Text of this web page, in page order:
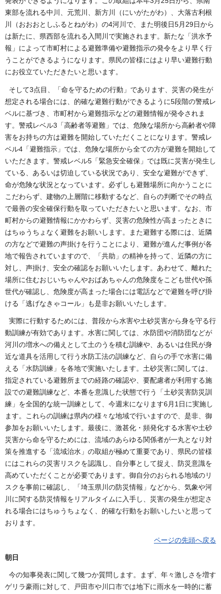
東部を流れる中川、元荒川、新方川（にいがたがわ）、大落古利根
川（おおおとしふるとねがわ）の4河川で、また明後日5月29日から
は新たに、県西部を流れる入間川で実施されます。新たな「洪水予
報」によって市町村による避難準備や避難指示の発令をより早く行
うことができるようになります。県民の皆様にはより早い避難行動
にお役立ていただきたいと思います。
そして3点目、「命を守るための行動」であります、災害の発生が
想定される場合には、的確な避難行動ができるように5段階の警戒レ
ベルに基づき、市町村から避難指示などの避難情報が発令されま
す。警戒レベル3「高齢者等避難」では、危険な場所から高齢者や障
害をお持ちの方は避難を開始していただくことになります。警戒レ
ベル4「避難指示」では、危険な場所から全ての方が避難を開始して
いただきます。警戒レベル5「緊急安全確保」では既に災害が発生し
ている、あるいは切迫している状況であり、安全な避難ができず、
命が危険な状況となっています。必ずしも避難場所に向かうことに
こだわらず、建物の上層階に移動するなど、自らの判断でその時点
で最善の安全確保行動を取っていただきたいと思います。なお、市
町村からの避難情報にかかわらず、災害の危険性が高まったときに
はちゅうちょなく避難をお願いします。また避難する際には、近隣
の方などで避難の声掛けを行うことにより、避難が進んだ事例が各
地で報告されていますので、「共助」の精神を持って、近隣の方に
対し、声掛け、安全の確認をお願いいたします。あわせて、離れた
場所に住むおじいちゃんやおばあちゃんの危険度をこども世代や孫
世代が確認し、危険度が高まった場合には電話などで避難を呼び掛
ける「逃げなきゃコール」も是非お願いいたします。
実際に行動するためには、普段から水害や土砂災害から身を守る行
動訓練が有効であります。水害に関しては、水防団や消防団などが
河川の増水への備えとして土のうを積む訓練や、あるいは住民が身
近な道具を活用して行う水防工法の訓練など、自らの手で水害に備
える「水防訓練」を各地で実施いたします。土砂災害に関しては、
指定されている避難所までの経路の確認や、要配慮者が利用する施
設での避難訓練など、本番を意識した状態で行う「土砂災害防災訓
練」を全国的な統一訓練として、今週末になります6月1日に実施し
ます。これらの訓練は県内の様々な地域で行いますので、是非、御
参加をお願いいたします。最後に、激甚化・頻発化する水害や土砂
災害から命を守るためには、流域のあらゆる関係者が一丸となり対
策を推進する「流域治水」の取組が極めて重要であり、県民の皆様
にはこれらの災害リスクを認識し、自分事として捉え、防災意識を
高めていただくことが必要であります。御自分のおられる地域のリ
スクを事前に確認し、「埼玉県川の防災情報」などから、気象や河
川に関する防災情報をリアルタイムに入手し、災害の発生が想定さ
れる場合にはちゅうちょなく、的確な行動をお願いしたいと思って
おります。
ページの先頭へ戻る
朝日
今の知事発表に関して幾つか質問します。まず、年々激しさを増す
ゲリラ豪雨に対して、戸田市や川口市では地下に雨水を一時的に蓄